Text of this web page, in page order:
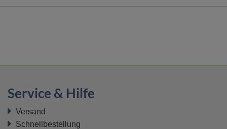
Service & Hilfe
Versand
Schnellbestellung